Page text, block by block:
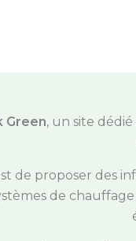
Green, un site
de proposer des
de